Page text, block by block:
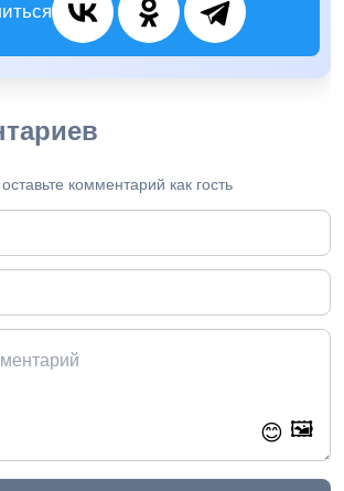
комментарий как гость
😊 🖼️